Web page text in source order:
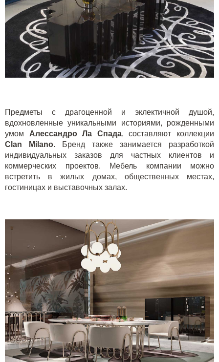
Предметы с драгоценной и эклектичной душой,
вдохновленные уникальными историями, рожденными
умом Алессандро Ла Спада, составляют коллекции
Clan Milano. Бренд также занимается разработкой
индивидуальных заказов для частных клиентов и
коммерческих проектов. Мебель компании можно
встретить в жилых домах, общественных местах,
гостиницах и выставочных залах.